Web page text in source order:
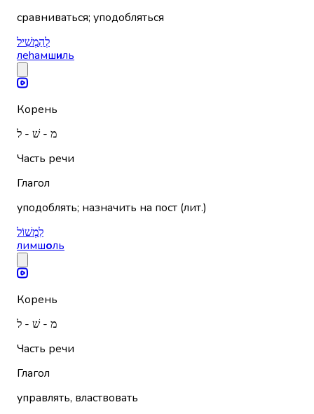
сравниваться; уподобляться
לְהַמְשִׁיל
леhамшиль
Корень
מ - שׁ - ל
Часть речи
Глагол
уподоблять; назначить на пост (лит.)
לִמְשׁוֹל
лимшоль
Корень
מ - שׁ - ל
Часть речи
Глагол
управлять, властвовать